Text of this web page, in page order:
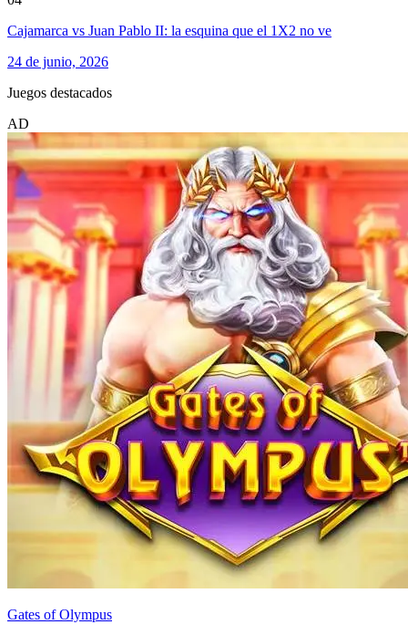
Cajamarca vs Juan Pablo II: la esquina que el 1X2 no ve
24 de junio, 2026
Juegos destacados
AD
Gates of Olympus